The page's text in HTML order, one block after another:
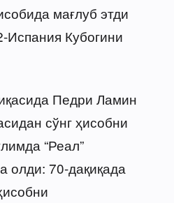
мағлуб этди
Испания Кубогини
Педри Ламин
сўнг ҳисобни
“Реал”
олди: 70-дақиқада